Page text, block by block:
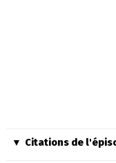
Citations de